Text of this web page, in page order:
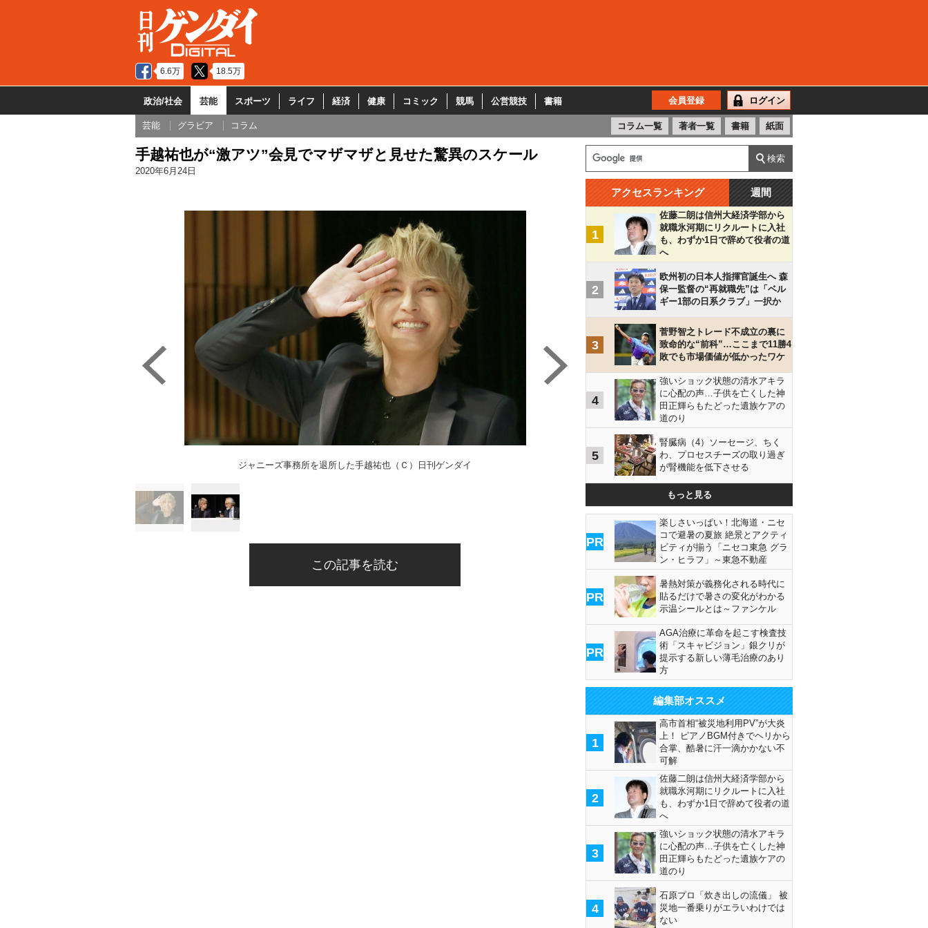
6.6万 18.5万
政治/社会 芸能 スポーツ ライフ 経済 健康 コミック 競馬 公営競技 書籍 会員登録 ログイン
芸能 グラビア コラム コラム一覧 著者一覧 書籍 紙面
手越祐也が“激アツ”会見でマザマザと見せた驚異のスケール
2020年6月24日
ジャニーズ事務所を退所した手越祐也（Ｃ）日刊ゲンダイ
同席した高野弁護士（Ｃ）日刊ゲンダイ
この記事を読む
アクセスランキング 週間
1
佐藤二朗は信州大経済学部から
就職氷河期にリクルートに入社
も、わずか1日で辞めて役者の道
へ
2
欧州初の日本人指揮官誕生へ 森
保一監督の“再就職先”は「ベル
ギー1部の日系クラブ」一択か
3
菅野智之トレード不成立の裏に
致命的な“前科”…ここまで11勝4
敗でも市場価値が低かったワケ
4
強いショック状態の清水アキラ
に心配の声…子供を亡くした神
田正輝らもたどった遺族ケアの
道のり
5
腎臓病（4）ソーセージ、ちく
わ、プロセスチーズの取り過ぎ
が腎機能を低下させる
もっと見る
PR
楽しさいっぱい！北海道・ニセ
コで避暑の夏旅 絶景とアクティ
ビティが揃う「ニセコ東急 グラ
ン・ヒラフ」～東急不動産
PR
暑熱対策が義務化される時代に
貼るだけで暑さの変化がわかる
示温シールとは～ファンケル
PR
AGA治療に革命を起こす検査技
術「スキャビジョン」銀クリが
提示する新しい薄毛治療のあり
方
編集部オススメ
1
高市首相“被災地利用PV”が大炎
上！ ピアノBGM付きでヘリから
合掌、酷暑に汗一滴かかない不
可解
2
佐藤二朗は信州大経済学部から
就職氷河期にリクルートに入社
も、わずか1日で辞めて役者の道
へ
3
強いショック状態の清水アキラ
に心配の声…子供を亡くした神
田正輝らもたどった遺族ケアの
道のり
4
石原プロ「炊き出しの流儀」 被
災地一番乗りがエラいわけでは
ない